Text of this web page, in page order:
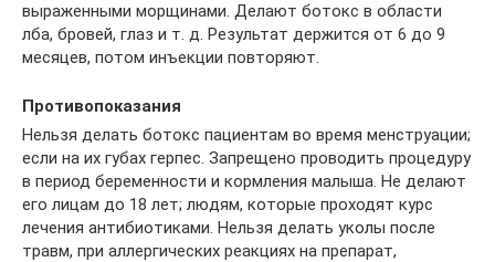
выраженными морщинами. Делают ботокс в области
лба, бровей, глаз и т. д. Результат держится от 6 до 9
месяцев, потом инъекции повторяют.
Противопоказания
Нельзя делать ботокс пациентам во время менструации;
если на их губах герпес. Запрещено проводить процедуру
в период беременности и кормления малыша. Не делают
его лицам до 18 лет; людям, которые проходят курс
лечения антибиотиками. Нельзя делать уколы после
травм, при аллергических реакциях на препарат,